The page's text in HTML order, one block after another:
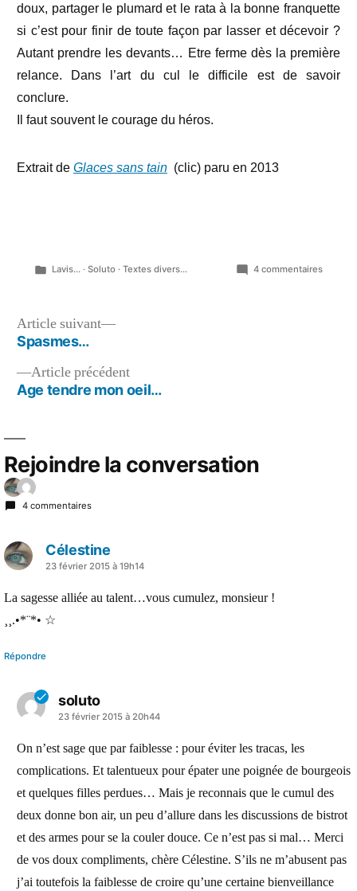
doux, partager le plumard et le rata à la bonne franquette
si c’est pour finir de toute façon par lasser et décevoir ?
Autant prendre les devants… Etre ferme dès la première
relance. Dans l’art du cul le difficile est de savoir
conclure.
Il faut souvent le courage du héros.
Extrait de Glaces sans tain (clic) paru en 2013
Publié
Lavis... ·Soluto ·Textes divers... 4 commentairessur
Navigation
de
l’article
Article précédentArticle
précédent :
Age tendre mon oeil…
Article suivant
Article
Spasmes…
Rejoindre la conversation
4 commentaires
Célestine
a
23 février 2015 à 19h14
La sagesse alliée au talent…vous cumulez, monsieur !
¸¸.•*¨*• ☆
Répondre
soluto
a
dit :
23 février 2015 à 20h44
On n’est sage que par faiblesse : pour éviter les tracas, les
complications. Et talentueux pour épater une poignée de bourgeois
et quelques filles perdues… Mais je reconnais que le cumul des
deux donne bon air, un peu d’allure dans les discussions de bistrot
et des armes pour se la couler douce. Ce n’est pas si mal… Merci
de vos doux compliments, chère Célestine. S’ils ne m’abusent pas
j’ai toutefois la faiblesse de croire qu’une certaine bienveillance